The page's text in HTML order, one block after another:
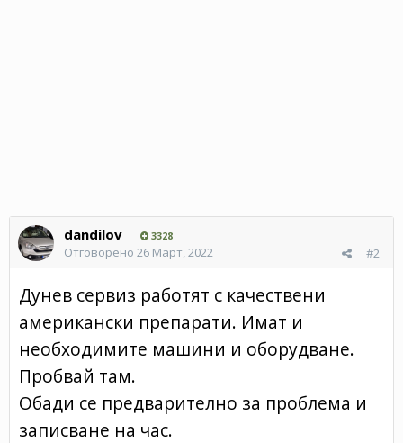
dandilov 3328
#2
Отговорено 26 Март, 2022
Дунев сервиз работят с качествени
американски препарати. Имат и
необходимите машини и оборудване.
Пробвай там.
Обади се предварително за проблема и
записване на час.